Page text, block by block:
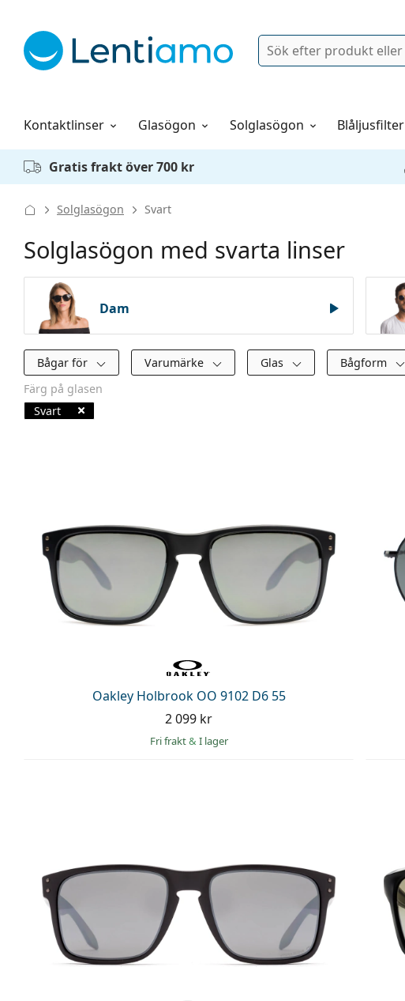
Sök
Kontaktlinser
Linsvätskor Glasögon Solglasögon Blåljusfilter
Allt om att handla hos oss
Gratis frakt över 700 kr
Solglasögon Svart
Solglasögon med svarta linser
Dam
Filter
Bågar för Varumärke Glas Bågform
Färg på glasen
Svart
Oakley Holbrook OO 9102 D6 55
2 099 kr
Fri frakt& I lager